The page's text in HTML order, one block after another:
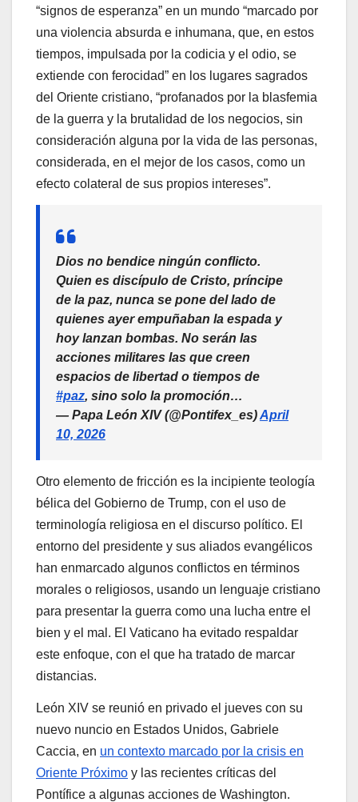
“signos de esperanza” en un mundo “marcado por
una violencia absurda e inhumana, que, en estos
tiempos, impulsada por la codicia y el odio, se
extiende con ferocidad” en los lugares sagrados
del Oriente cristiano, “profanados por la blasfemia
de la guerra y la brutalidad de los negocios, sin
consideración alguna por la vida de las personas,
considerada, en el mejor de los casos, como un
efecto colateral de sus propios intereses”.
Dios no bendice ningún conflicto.
Quien es discípulo de Cristo, príncipe
de la paz, nunca se pone del lado de
quienes ayer empuñaban la espada y
hoy lanzan bombas. No serán las
acciones militares las que creen
espacios de libertad o tiempos de
#paz, sino solo la promoción…
— Papa León XIV (@Pontifex_es)April
10, 2026
Otro elemento de fricción es la incipiente teología
bélica del Gobierno de Trump, con el uso de
terminología religiosa en el discurso político. El
entorno del presidente y sus aliados evangélicos
han enmarcado algunos conflictos en términos
morales o religiosos, usando un lenguaje cristiano
para presentar la guerra como una lucha entre el
bien y el mal. El Vaticano ha evitado respaldar
este enfoque, con el que ha tratado de marcar
distancias.
León XIV se reunió en privado el jueves con su
nuevo nuncio en Estados Unidos, Gabriele
Caccia, en un contexto marcado por la crisis en
Oriente Próximo y las recientes críticas del
Pontífice a algunas acciones de Washington.